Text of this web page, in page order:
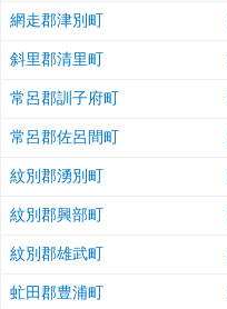
網走郡津別町
斜里郡清里町
常呂郡訓子府町
常呂郡佐呂間町
紋別郡湧別町
紋別郡興部町
紋別郡雄武町
虻田郡豊浦町